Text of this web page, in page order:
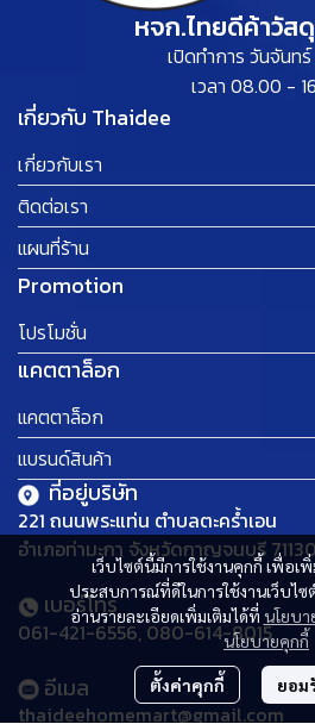
เว็บไซต์นี้มีการใช้งานคุกกี้ เพื่อ
ประสบการณ์ที่ดีในการใช้งานเว็บไ
อ่านรายละเอียดเพิ่มเติมได้ที่ นโยบ
นโยบายคุกกี้
ตั้งค่าคุกกี้ ยอม
หจก.ไทยดีค้าวัส
เปิดทำการ วันจันท
เวลา 08.00 -
เกี่ยวกับ Thaidee
เกี่ยวกับเรา
ติดต่อเรา
แผนที่ร้าน
Promotion
โปรโมชั่น
แคตตาล็อก
แคตตาล็อก
แบรนด์สินค้า
ที่อยู่บริษัท
221 ถนนพระแท่น ตำบลตะคร้ำเอน
อำเภอท่ามะกา จังหวัดกาญจนบุรี 71130
เบอร์โทร
061-421-6556, 080-614-8015
อีเมล
thaideehomemart@gmail.com